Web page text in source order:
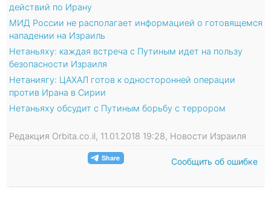
действий по Ирану
МИД России не располагает информацией о готовящемся
нападении на Израиль
Нетаньяху: каждая встреча с Путиным идет на пользу
безопасности Израиля
Нетаниягу: ЦАХАЛ готов к односторонней операции
против Ирана в Сирии
Нетаньяху обсудит с Путиным борьбу с террором
Редакция Orbita.co.il, 11.01.2018 19:28, Новости Израиля
Сообщить об ошибке